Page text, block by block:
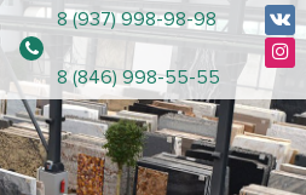
8 (937) 998-98-98
8 (846) 998-55-55